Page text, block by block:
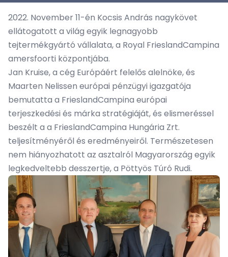
2022. November 11-én Kocsis András nagykövet
ellátogatott a világ egyik legnagyobb
tejtermékgyártó vállalata, a Royal FrieslandCampina
amersfoorti központjába.
Jan Kruise, a cég Európáért felelős alelnöke, és
Maarten Nelissen európai pénzügyi igazgatója
bemutatta a FrieslandCampina európai
terjeszkedési és márka stratégiáját, és elismeréssel
beszélt a a FrieslandCampina Hungária Zrt.
teljesítményéről és eredményeiről. Természetesen
nem hiányozhatott az asztalról Magyarország egyik
legkedveltebb desszertje, a Pöttyös Túró Rudi.